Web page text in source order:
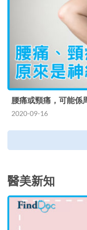
腰痛或頸痛，可能係
2020-09-16
醫美新知